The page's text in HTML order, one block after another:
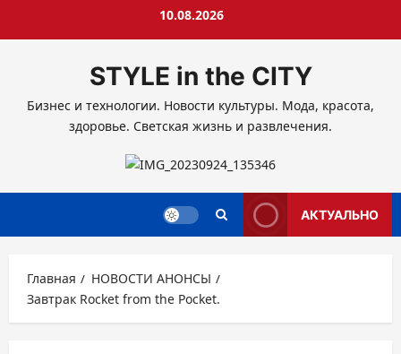
10.08.2026
STYLE in the CITY
Бизнес и технологии. Новости культуры. Мода, красота,
здоровье. Светская жизнь и развлечения.
АКТУАЛЬНО
Главная
НОВОСТИ АНОНСЫ
Завтрак Rocket from the Pocket.